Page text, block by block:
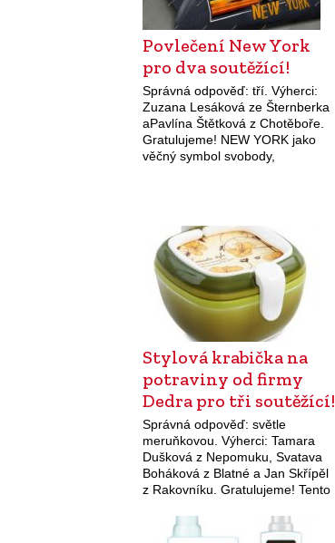
Povlečení New York
pro dva soutěžící!
Správná odpověď: tří. Výherci:
Zuzana Lesáková ze Šternberka
aPavlína Štětková z Chotěboře.
Gratulujeme! NEW YORK jako
věčný symbol svobody,
Stylová krabička na
potraviny od firmy
Dedra pro tři soutěžící!
Správná odpověď: světle
meruňkovou. Výherci: Tamara
Dušková z Nepomuku, Svatava
Boháková z Blatné a Jan Skřípěl
z Rakovníku. Gratulujeme! Tento
získat roztomilou stylovou
krabičku na svačinu od firmy